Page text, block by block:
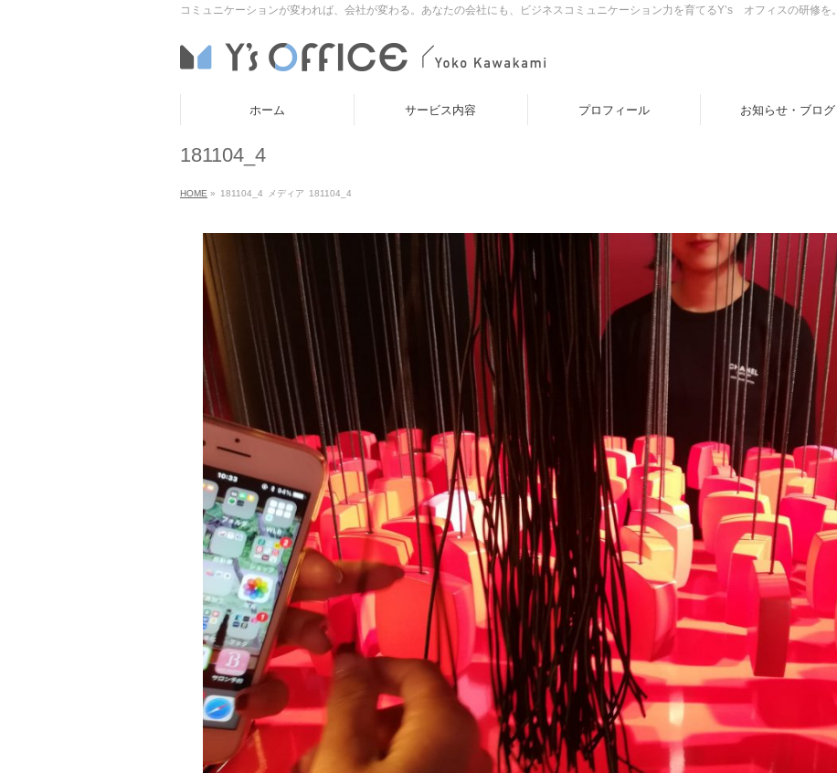
コミュニケーションが変われば、会社が変わる。あなたの会社にも、ビジネスコミュニケーション力を育てるY’s オフィスの研修を。
ホーム サービス内容 プロフィール お知らせ・ブログ
181104_4
HOME » 181104_4 メディア 181104_4